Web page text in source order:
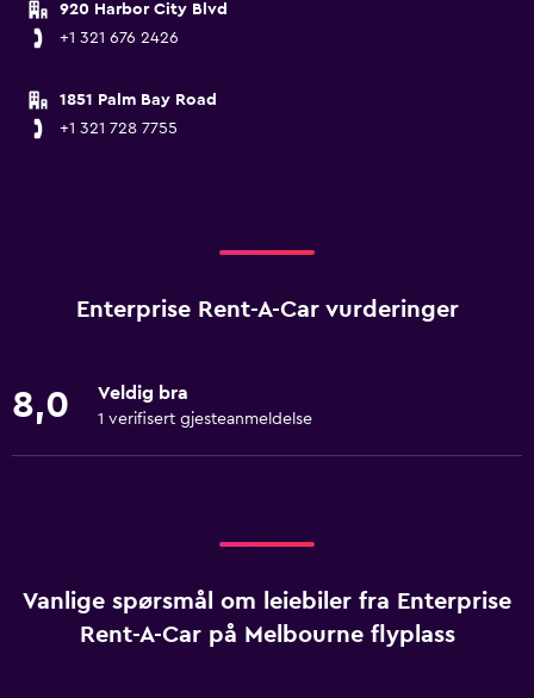
920 Harbor City Blvd
+1 321 676 2426
1851 Palm Bay Road
+1 321 728 7755
Enterprise Rent-A-Car vurderinger
8,0 Veldig bra
1 verifisert gjesteanmeldelse
Vanlige spørsmål om leiebiler fra Enterprise
Rent-A-Car på Melbourne flyplass